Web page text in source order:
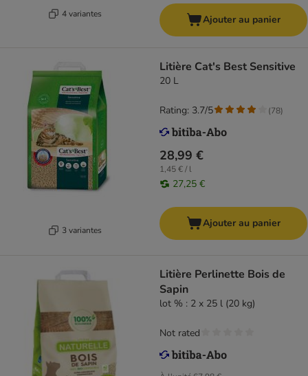
4 variantes Ajouter au panier
3 variantes
Litière Cat's Best Sensitive
20 L
28,99 €
1,45 € / l
27,25 €
Rating: 3.7/5 (78)
Ajouter au panier
Litière Perlinette Bois de
Sapin
lot % : 2 x 25 l (20 kg)
Not rated